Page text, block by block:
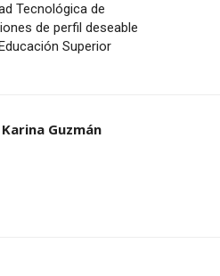
Tecnológica de
de perfil deseable
Superior
Karina Guzmán